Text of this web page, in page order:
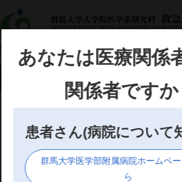
沿革
あなたは医療関係
関係者ですか
患者さん(病院について
群馬大学医学部附属病院ホームペ
ら